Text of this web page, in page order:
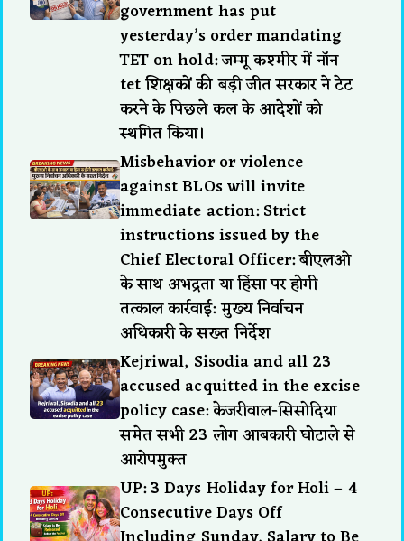
government has put
yesterday’s order mandating
TET on hold: जम्मू कश्मीर में नॉन
tet शिक्षकों की बड़ी जीत सरकार ने टेट
करने के पिछले कल के आदेशों को
स्थगित किया।
Misbehavior or violence
against BLOs will invite
immediate action: Strict
instructions issued by the
Chief Electoral Officer: बीएलओ
के साथ अभद्रता या हिंसा पर होगी
तत्काल कार्रवाई: मुख्य निर्वाचन
अधिकारी के सख्त निर्देश
Kejriwal, Sisodia and all 23
accused acquitted in the excise
policy case: केजरीवाल-सिसोदिया
समेत सभी 23 लोग आबकारी घोटाले से
आरोपमुक्त
UP: 3 Days Holiday for Holi – 4
Consecutive Days Off